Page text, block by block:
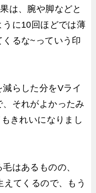
は、腕や脚などと
に10回ほどでは薄
くるな~っていう印
らした分をVライ
それがよかったみ
きれいになりまし
はあるものの、
てくるので、もう